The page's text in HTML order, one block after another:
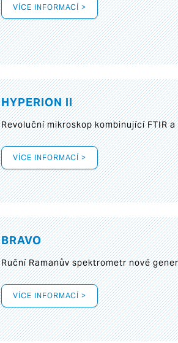
VÍCE INFORMACÍ >
HYPERION II
Revoluční mikroskop kombinující FTIR
VÍCE INFORMACÍ >
BRAVO
Ruční Ramanův spektrometr nové
VÍCE INFORMACÍ >